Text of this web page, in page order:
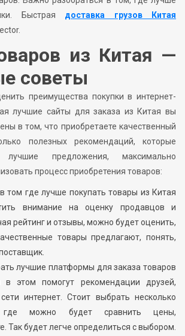
Быстрая доставка грузов Китая
из Китая —
советы
преимущества покупки в интернет-
лучшие сайты для заказа из Китая вы
в том, что приобретаете качественный
полезных рекомендаций, которые
предложения, максимально
процесс приобретения товаров:
том где лучше покупать товары из Китая
внимание на оценку продавцов и
рейтинг и отзывы, можно будет оценить,
товары предлагают, понять,
лучшие платформы для заказа товаров
этом помогут рекомендации друзей,
интернет. Стоит выбрать несколько
где можно будет сравнить цены,
Так будет легче определиться с выбором.